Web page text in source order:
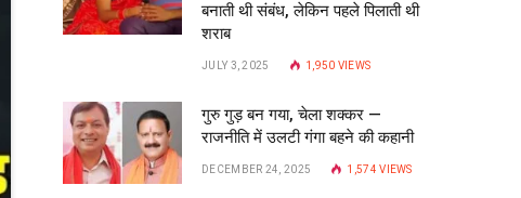
बनाती थी संबंध, लेकिन पहले पिलाती थी
शराब
JULY 3, 2025 1,950 VIEWS
गुरु गुड़ बन गया, चेला शक्कर —
राजनीति में उलटी गंगा बहने की कहानी
DECEMBER 24, 2025 1,574VIEWS